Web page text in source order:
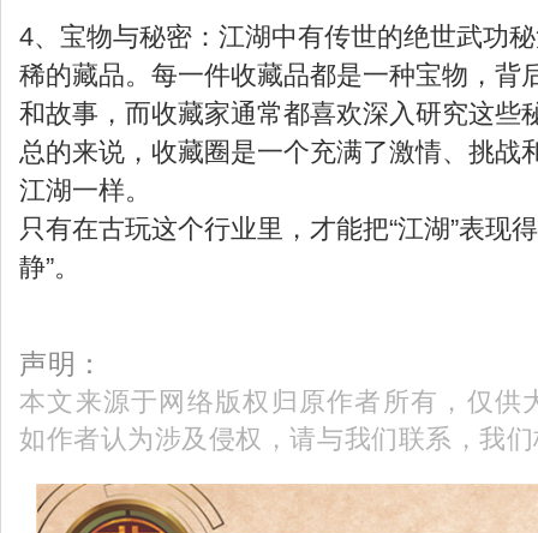
4、宝物与秘密： 江湖中有传世的绝世武功
稀的藏品。每一件收藏品都是一种宝物，背
和故事，而收藏家通常都喜欢深入研究这些
总的来说，收藏圈是一个充满了激情、挑战
江湖一样。
只有在古玩这个行业里，才能把“江湖”表现
静”。
声明：
本文来源于网络版权归原作者所有，仅供
如作者认为涉及侵权，请与我们联系，我